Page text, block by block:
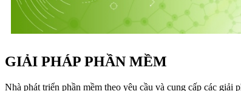
GIẢI PHÁP PHẦN MỀM
Nhà phát triển phần mềm theo yêu cầu và cung cấp các